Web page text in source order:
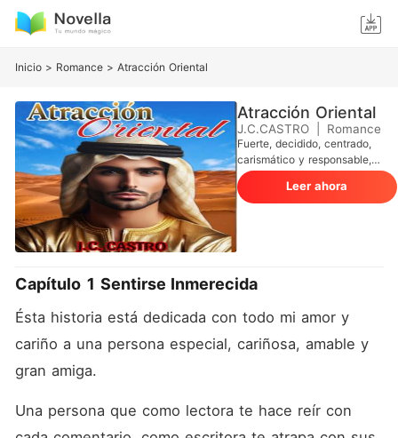
Inicio > Romance > Atracción Oriental
Atracción Oriental
J.C.CASTRO Romance
Fuerte, decidido, centrado,
carismático y responsable,
así es Nael Jamal Mubarack
Stone, Príncipe heredero de
Norusakistan, ha crecido
compromiso con su país,
Soberano como lo fuese su
propio padre, el actual
Jeque, quiere seguir con un
legado de bondad, justicia y
sus obligaciones a sus
propios sentimientos, está
Leer ahora
Capítulo 1 Sentirse Inmerecida
Ésta historia está dedicada con todo mi amor y
cariño a una persona especial, cariñosa, amable y
gran amiga.
Una persona que como lectora te hace reír con